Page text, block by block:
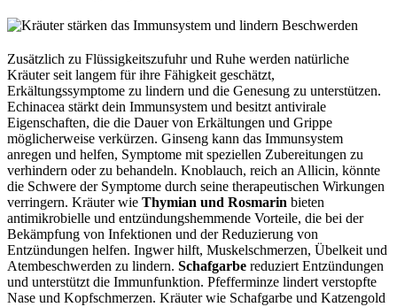
Zusätzlich zu Flüssigkeitszufuhr und Ruhe werden natürliche
Kräuter seit langem für ihre Fähigkeit geschätzt,
Erkältungssymptome zu lindern und die Genesung zu unterstützen.
Echinacea stärkt dein Immunsystem und besitzt antivirale
Eigenschaften, die die Dauer von Erkältungen und Grippe
möglicherweise verkürzen. Ginseng kann das Immunsystem
anregen und helfen, Symptome mit speziellen Zubereitungen zu
verhindern oder zu behandeln. Knoblauch, reich an Allicin, könnte
die Schwere der Symptome durch seine therapeutischen Wirkungen
verringern. Kräuter wie Thymian und Rosmarin bieten
antimikrobielle und entzündungshemmende Vorteile, die bei der
Bekämpfung von Infektionen und der Reduzierung von
Entzündungen helfen. Ingwer hilft, Muskelschmerzen, Übelkeit und
Atembeschwerden zu lindern. Schafgarbe reduziert Entzündungen
und unterstützt die Immunfunktion. Pfefferminze lindert verstopfte
Nase und Kopfschmerzen. Kräuter wie Schafgarbe und Katzengold